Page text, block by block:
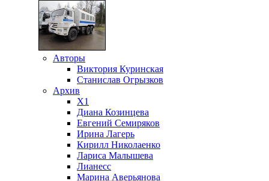
Авторы
Виктория Куринская
Станислав Огрызков
Архив
X1
Диана Козинцева
Евгений Семиряков
Ирина Лагерь
Кирилл Николаенко
Лариса Малышева
Лианесс
Марина Аверьянова